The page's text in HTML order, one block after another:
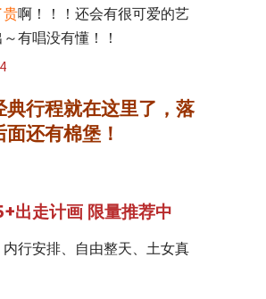
贵啊！！！还会有很可爱的艺
有唱没有懂！！
典行程就在这里了，落
还有棉堡！
出走计画 限量推荐中
行安排、自由整天、土女真